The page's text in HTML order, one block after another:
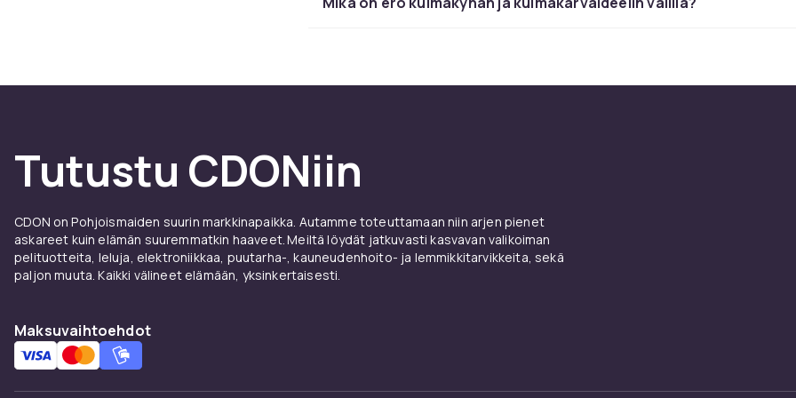
Suositut merkit: Depend, Isadora,
ja muut
Depend ja Isadora ovat kaksi eniten haettua kulmakynämerkkiä CDONissa.
Tutustu CDONiin
CDON on Pohjoismaiden suurin markkinapaikka. Autamme toteuttamaan niin arjen pienet
askareet kuin elämän suuremmatkin haaveet. Meiltä löydät jatkuvasti kasvavan valikoiman
pelituotteita, leluja, elektroniikkaa, puutarha-, kauneudenhoito- ja lemmikkitarvikkeita, sekä
paljon muuta. Kaikki välineet elämään, yksinkertaisesti.
Maksuvaihtoehdot